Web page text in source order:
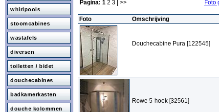
whirlpools
stoomcabines
wastafels
diversen
toiletten / bidet
douchecabines
badkamerkasten
douche kolommen
Pagina: 1 2 3 | >> Foto
Foto Omschrijving
Douchecabine Pura [122545]
Rowe 5-hoek [32561]